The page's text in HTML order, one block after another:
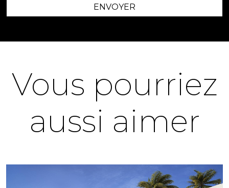
ENVOYER
Vous pourriez
aussi aimer